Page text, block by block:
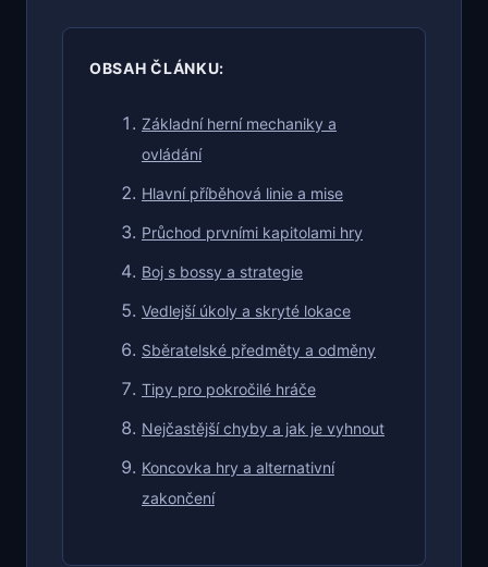
OBSAH ČLÁNKU:
Základní herní mechaniky a
ovládání
Hlavní příběhová linie a mise
Průchod prvními kapitolami hry
Boj s bossy a strategie
Vedlejší úkoly a skryté lokace
Sběratelské předměty a odměny
Tipy pro pokročilé hráče
Nejčastější chyby a jak je vyhnout
Koncovka hry a alternativní
zakončení